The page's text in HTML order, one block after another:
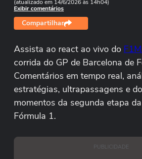
(atualizado em 14/6/2026 às 14h04)
Exibir comentários
Compartilhar
Assista ao react ao vivo do
corrida do GP de Barcelona de
Comentários em tempo real,
estratégias, ultrapassagens e
momentos da segunda etapa
Fórmula 1.
PUBLICIDADE